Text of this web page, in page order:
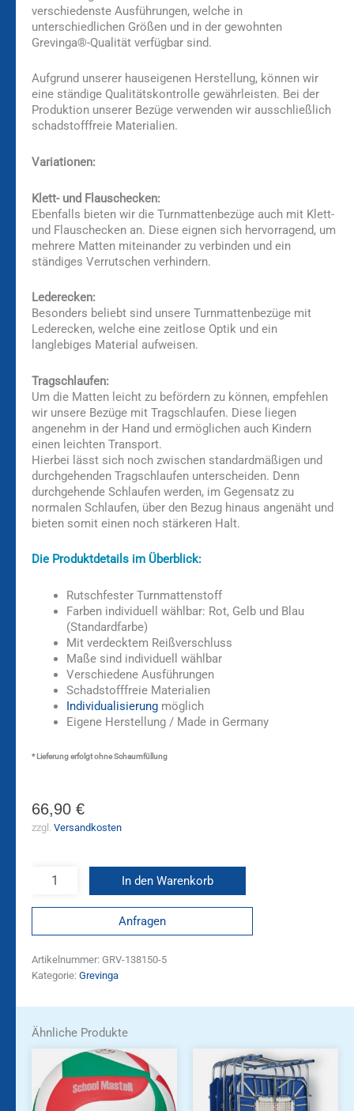
verschiedenste Ausführungen, welche in
unterschiedlichen Größen und in der gewohnten
Grevinga®-Qualität verfügbar sind.
Aufgrund unserer hauseigenen Herstellung, können wir
eine ständige Qualitätskontrolle gewährleisten. Bei der
Produktion unserer Bezüge verwenden wir ausschließlich
schadstofffreie Materialien.
Variationen:
Klett- und Flauschecken:
Ebenfalls bieten wir die Turnmattenbezüge auch mit Klett-
und Flauschecken an. Diese eignen sich hervorragend, um
mehrere Matten miteinander zu verbinden und ein
ständiges Verrutschen verhindern.
Lederecken:
Besonders beliebt sind unsere Turnmattenbezüge mit
Lederecken, welche eine zeitlose Optik und ein
langlebiges Material aufweisen.
Tragschlaufen:
Um die Matten leicht zu befördern zu können, empfehlen
wir unsere Bezüge mit Tragschlaufen. Diese liegen
angenehm in der Hand und ermöglichen auch Kindern
einen leichten Transport.
Hierbei lässt sich noch zwischen standardmäßigen und
durchgehenden Tragschlaufen unterscheiden. Denn
durchgehende Schlaufen werden, im Gegensatz zu
normalen Schlaufen, über den Bezug hinaus angenäht und
bieten somit einen noch stärkeren Halt.
Die Produktdetails im Überblick:
Rutschfester Turnmattenstoff
Farben individuell wählbar: Rot, Gelb und Blau
(Standardfarbe)
Mit verdecktem Reißverschluss
Maße sind individuell wählbar
Verschiedene Ausführungen
Schadstofffreie Materialien
Individualisierungmöglich
Eigene Herstellung / Made in Germany
* Lieferung erfolgt ohne Schaumfüllung
66,90 €
zzgl. Versandkosten
In den Warenkorb
Anfragen
Artikelnummer: GRV-138150-5
Kategorie: Grevinga
Ähnliche Produkte